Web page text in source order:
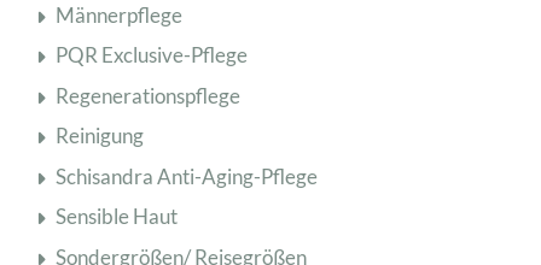
Männerpflege
PQR Exclusive-Pflege
Regenerationspflege
Reinigung
Schisandra Anti-Aging-Pflege
Sensible Haut
Sondergrößen/ Reisegrößen